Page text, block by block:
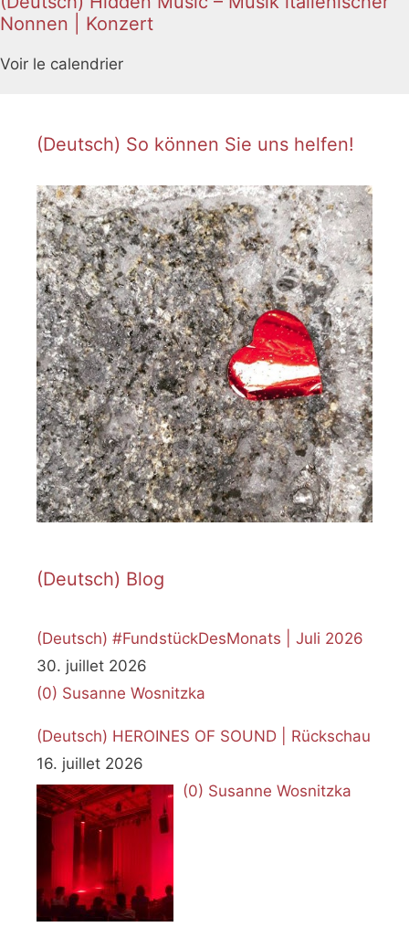
Nonnen | Konzert
Voir le calendrier
(Deutsch) So können Sie uns helfen!
(Deutsch) Blog
(Deutsch) #FundstückDesMonats | Juli 2026
30. juillet 2026
(0) Susanne Wosnitzka
(Deutsch) HEROINES OF SOUND | Rückschau
16. juillet 2026
(0) Susanne Wosnitzka